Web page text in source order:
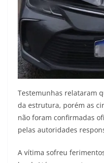
Testemunhas relataram
da estrutura, porém as
não foram confirmadas
pelas autoridades
A vítima sofreu